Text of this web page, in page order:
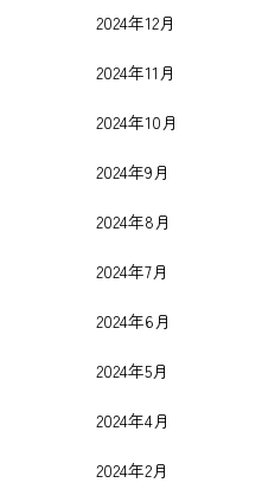
2024年12月
2024年11月
2024年10月
2024年9月
2024年8月
2024年7月
2024年6月
2024年5月
2024年4月
2024年2月